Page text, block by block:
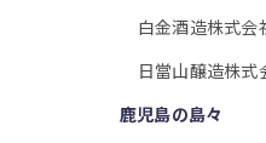
白金酒造株式会
日當山醸造株式
鹿児島の島々